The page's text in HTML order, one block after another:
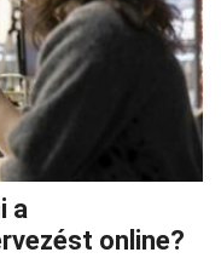
a
online?